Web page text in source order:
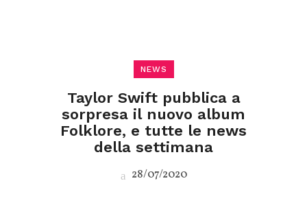
NEWS
Taylor Swift pubblica a
sorpresa il nuovo album
Folklore, e tutte le news
della settimana
28/07/2020